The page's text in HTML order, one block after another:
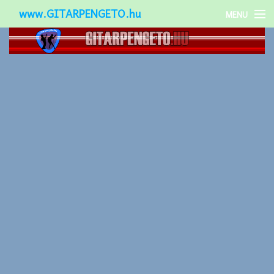
www.GITARPENGETO.hu MENU
Népszerű-